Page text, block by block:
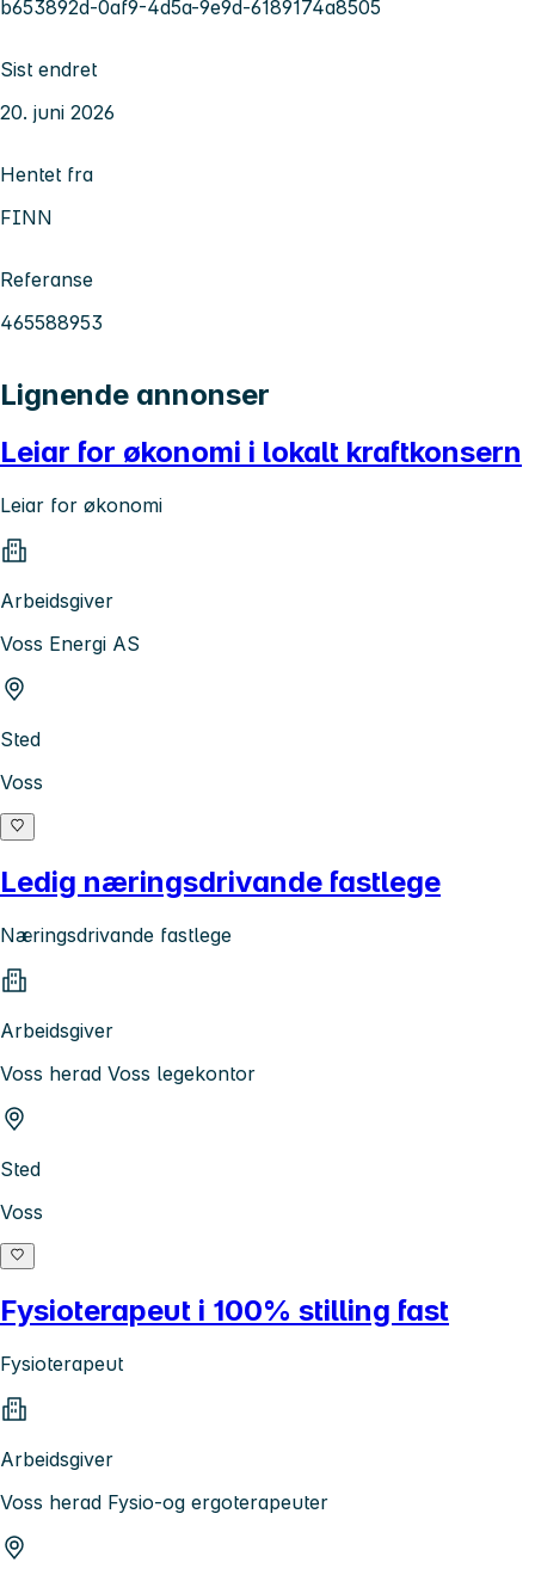
b653892d-0af9-4d5a-9e9d-6189174a8505
Sist endret
20. juni 2026
Hentet fra
FINN
Referanse
465588953
Lignende annonser
Leiar for økonomi i lokalt kraftkonsern
Leiar for økonomi
Arbeidsgiver
Voss Energi AS
Sted
Voss
Ledig næringsdrivande fastlege
Næringsdrivande fastlege
Arbeidsgiver
Voss herad Voss legekontor
Sted
Voss
Fysioterapeut i 100% stilling fast
Fysioterapeut
Arbeidsgiver
Voss herad Fysio-og ergoterapeuter